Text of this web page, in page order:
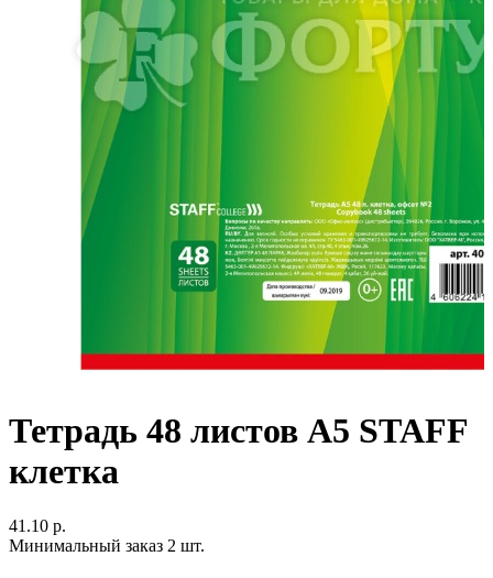
Тетрадь 48 листов А5 STAFF
клетка
41.10 р.
Минимальный заказ 2 шт.